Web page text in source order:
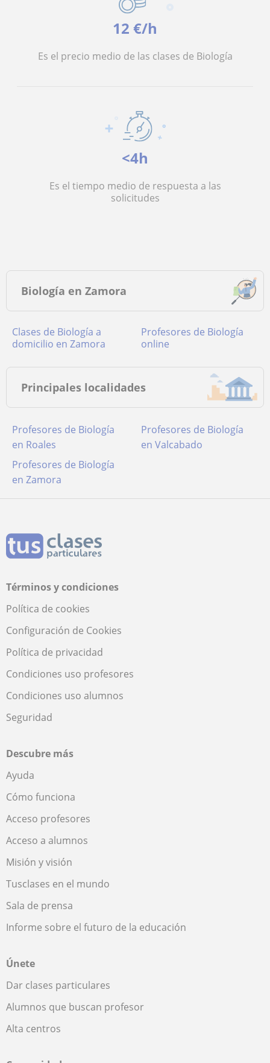
12 €/h
Es el precio medio de las clases de Biología
<4h
Es el tiempo medio de respuesta a las
solicitudes
Biología en Zamora
Clases de Biología a
domicilio en Zamora
Profesores de Biología
online
Principales localidades
Profesores de Biología
en Roales
Profesores de Biología
en Valcabado
Profesores de Biología
en Zamora
Términos y condiciones
Política de cookies
Configuración de Cookies
Política de privacidad
Condiciones uso profesores
Condiciones uso alumnos
Seguridad
Descubre más
Ayuda
Cómo funciona
Acceso profesores
Acceso a alumnos
Misión y visión
Tusclases en el mundo
Sala de prensa
Informe sobre el futuro de la educación
Únete
Dar clases particulares
Alumnos que buscan profesor
Alta centros